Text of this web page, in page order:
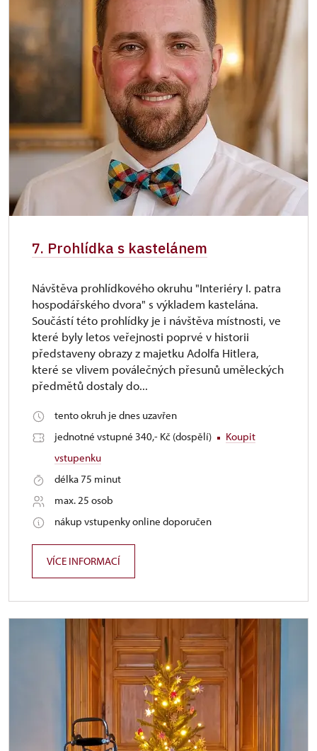
7. Prohlídka s kastelánem
Návštěva prohlídkového okruhu "Interiéry I. patra
hospodářského dvora" s výkladem kastelána.
Součástí této prohlídky je i návštěva místnosti, ve
které byly letos veřejnosti poprvé v historii
představeny obrazy z majetku Adolfa Hitlera,
které se vlivem poválečných přesunů uměleckých
předmětů dostaly do...
tento okruh je dnes uzavřen
jednotné vstupné 340,- Kč (dospělí)
Koupit
vstupenku
délka 75 minut
max. 25 osob
nákup vstupenky online doporučen
VÍCE INFORMACÍ